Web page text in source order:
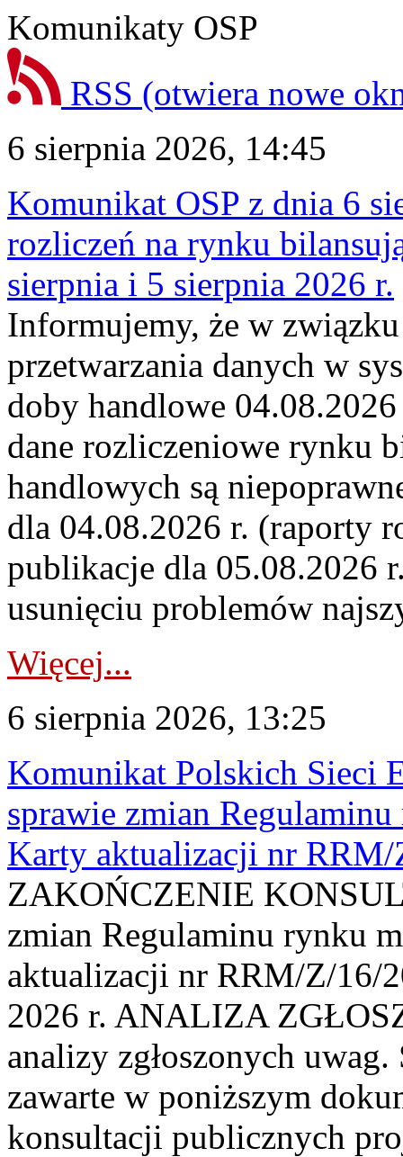
Komunikaty OSP
RSS (otwiera nowe
6 sierpnia 2026, 14:45
Komunikat OSP z dnia 6
rozliczeń na rynku
sierpnia i 5 sierpnia 2026 r.
Informujemy, że w
przetwarzania danych w
doby handlowe
dane rozliczeniowe rynku
handlowych są
dla 04.08.2026 r. (raporty
publikacje dla 05.08.2026
usunięciu problemów
Więcej...
6 sierpnia 2026, 13:25
Komunikat Polskich Sieci
sprawie zmian
Karty aktualizacji nr
ZAKOŃCZENIE
zmian Regulaminu rynku
aktualizacji nr RRM/Z/16/
2026 r. ANALIZA
analizy zgłoszonych
zawarte w poniższym
konsultacji publicznych